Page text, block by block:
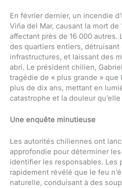
En février dernier, un incendie
Viña del Mar, causant la mort de
affectant près de 16 000 autres.
des quartiers entiers, détruisant
infrastructures, et laissant des
abri. Le président chilien,
tragédie de « plus grande »
plus de dix ans, mettant en
catastrophe et la douleur
Une enquête minutieuse
Les autorités chiliennes ont
approfondie pour déterminer
identifier les responsables. Les
rapidement révélé que le feu
naturelle, conduisant à des